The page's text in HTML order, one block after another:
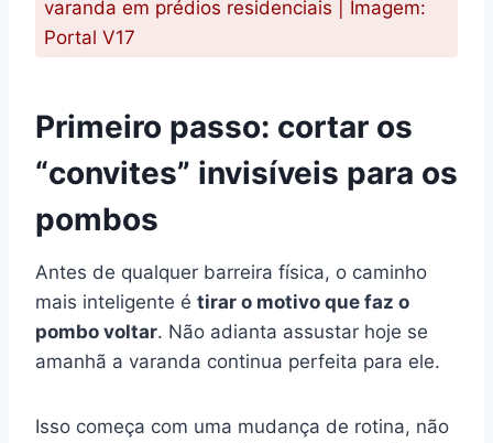
varanda em prédios residenciais | Imagem:
Portal V17
Primeiro passo: cortar os
“convites” invisíveis para os
pombos
Antes de qualquer barreira física, o caminho
mais inteligente é tirar o motivo que faz o
pombo voltar. Não adianta assustar hoje se
amanhã a varanda continua perfeita para ele.
Isso começa com uma mudança de rotina, não